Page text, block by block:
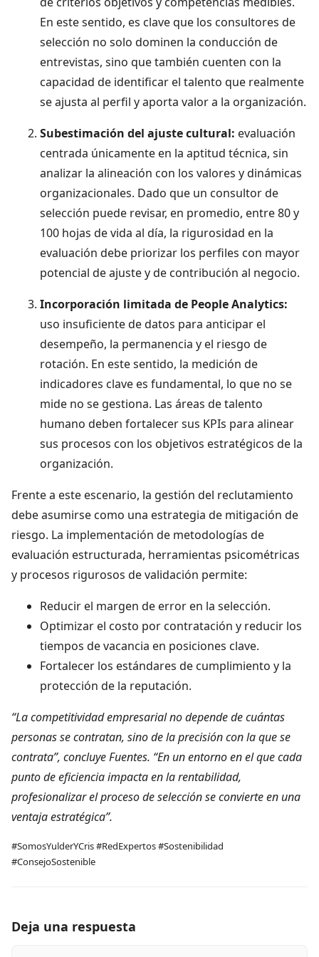
En este sentido, es clave que los consultores de
selección no solo dominen la conducción de
entrevistas, sino que también cuenten con la
capacidad de identificar el talento que realmente
se ajusta al perfil y aporta valor a la organización.
Subestimación del ajuste cultural: evaluación
centrada únicamente en la aptitud técnica, sin
analizar la alineación con los valores y dinámicas
organizacionales. Dado que un consultor de
selección puede revisar, en promedio, entre 80 y
100 hojas de vida al día, la rigurosidad en la
evaluación debe priorizar los perfiles con mayor
potencial de ajuste y de contribución al negocio.
Incorporación limitada de People Analytics:
uso insuficiente de datos para anticipar el
desempeño, la permanencia y el riesgo de
rotación. En este sentido, la medición de
indicadores clave es fundamental, lo que no se
mide no se gestiona. Las áreas de talento
humano deben fortalecer sus KPIs para alinear
sus procesos con los objetivos estratégicos de la
organización.
Frente a este escenario, la gestión del reclutamiento
debe asumirse como una estrategia de mitigación de
riesgo. La implementación de metodologías de
evaluación estructurada, herramientas psicométricas
y procesos rigurosos de validación permite:
Reducir el margen de error en la selección.
Optimizar el costo por contratación y reducir los
tiempos de vacancia en posiciones clave.
Fortalecer los estándares de cumplimiento y la
protección de la reputación.
“La competitividad empresarial no depende de cuántas
personas se contratan, sino de la precisión con la que se
contrata”, concluye Fuentes. “En un entorno en el que cada
punto de eficiencia impacta en la rentabilidad,
profesionalizar el proceso de selección se convierte en una
ventaja estratégica”.
#SomosYulderYCris #RedExpertos #Sostenibilidad
#ConsejoSostenible
Deja una respuesta